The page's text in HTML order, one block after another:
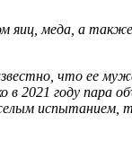
яиц, меда, а
что ее
2021 году пара
испытанием,